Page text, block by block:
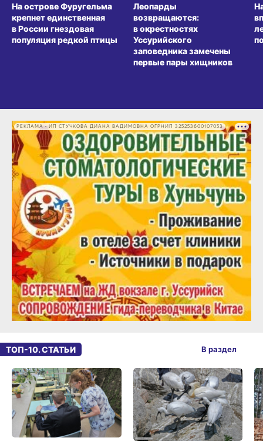
На острове Фуругельма
крепнет единственная
в России гнездовая
популяция редкой птицы
Леопарды
возвращаются:
в окрестностях
Уссурийского
заповедника замечены
первые пары хищников
РЕКЛАМА • ИП СТУЧКОВА ДИАНА ВАДИМОВНА ОГРНИП 325253600107053
ТОП-10. СТАТЬИ В раздел